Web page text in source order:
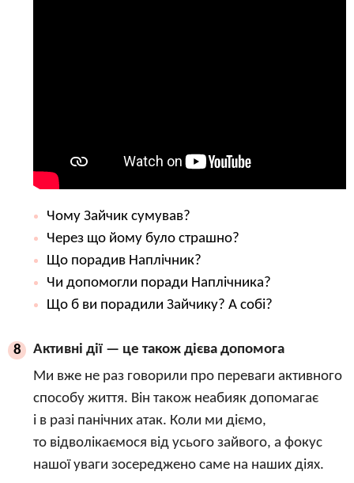
Чому Зайчик сумував?
Через що йому було страшно?
Що порадив Наплічник?
Чи допомогли поради Наплічника?
Що б ви порадили Зайчику? А собі?
8
Активні дії — це також дієва допомога
Ми вже не раз говорили про переваги активного
способу життя. Він також неабияк допомагає
і в разі панічних атак. Коли ми діємо,
то відволікаємося від усього зайвого, а фокус
нашої уваги зосереджено саме на наших діях.